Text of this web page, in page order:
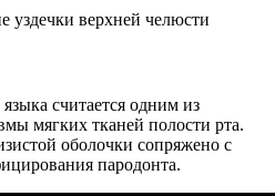
уздечки верхней челюсти
считается одним из
мягких тканей полости рта.
оболочки сопряжено с
пародонта.